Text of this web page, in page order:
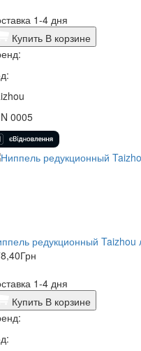
1-4 дня
Купить В корзине
0005
редукционный
Грн
1-4 дня
Купить В корзине